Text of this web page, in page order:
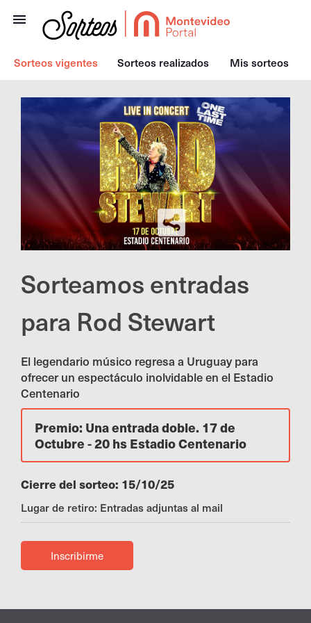
Sorteos vigentes Sorteos realizados Mis sorteos
Sorteamos entradas
para Rod Stewart
El legendario músico regresa a Uruguay para
ofrecer un espectáculo inolvidable en el Estadio
Centenario
Premio: Una entrada doble. 17 de
Octubre - 20 hs Estadio Centenario
Cierre del sorteo: 15/10/25
Lugar de retiro: Entradas adjuntas al mail
Inscribirme